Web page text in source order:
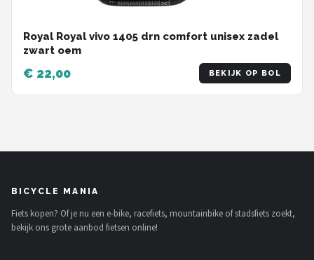
Royal Royal vivo 1405 drn comfort unisex zadel
zwart oem
€ 22,00 BEKIJK OP BOL
BICYCLE MANIA
Fiets kopen? Of je nu een e-bike, racefiets, mountainbike of stadsfiets zoekt,
bekijk ons grote aanbod fietsen online!